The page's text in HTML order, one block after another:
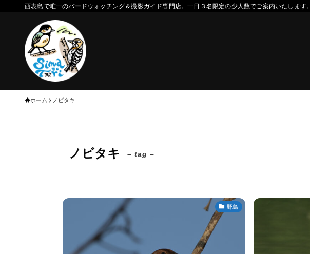
西表島で唯一のバードウォッチング＆撮影ガイド専門店。一日３名限定の少人数でご案内いたします。
ホーム ノビタキ
ノビタキ – tag –
野鳥